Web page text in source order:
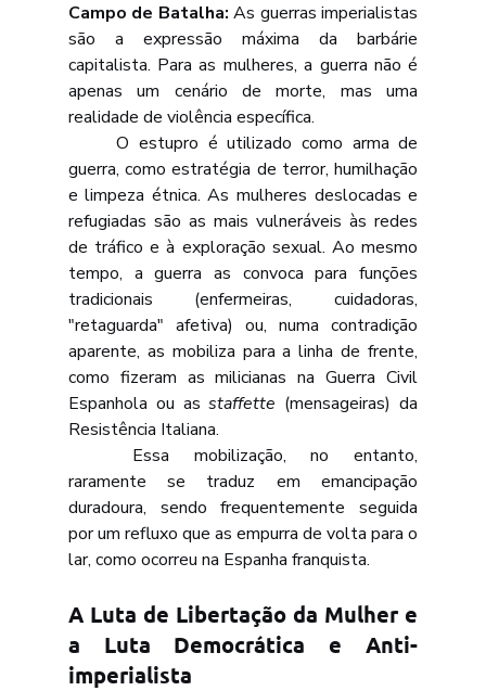
Campo de Batalha: As guerras imperialistas
são a expressão máxima da barbárie
capitalista. Para as mulheres, a guerra não é
apenas um cenário de morte, mas uma
realidade de violência específica.
	O estupro é utilizado como arma de
guerra, como estratégia de terror, humilhação
e limpeza étnica. As mulheres deslocadas e
refugiadas são as mais vulneráveis às redes
de tráfico e à exploração sexual. Ao mesmo
tempo, a guerra as convoca para funções
tradicionais (enfermeiras, cuidadoras,
"retaguarda" afetiva) ou, numa contradição
aparente, as mobiliza para a linha de frente,
como fizeram as milicianas na Guerra Civil
Espanhola ou as staffette (mensageiras) da
Resistência Italiana.
raramente se traduz em emancipação
duradoura, sendo frequentemente seguida
por um refluxo que as empurra de volta para o
lar, como ocorreu na Espanha franquista.
A Luta de Libertação da Mulher e
a Luta Democrática e Anti-
imperialista